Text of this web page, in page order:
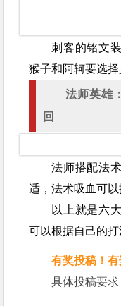
刺客的铭文
猴子和阿轲要选择
法师英雄
回
法师搭配法
适，法术吸血可以
以上就是六
可以根据自己的
有奖投稿！
具体投稿要